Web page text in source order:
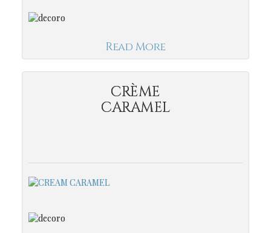
Read More
CRÈME
CARAMEL